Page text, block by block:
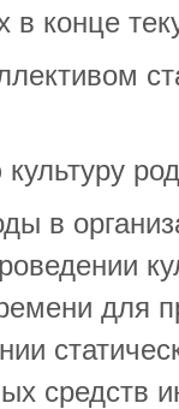
конце
в
для
средств